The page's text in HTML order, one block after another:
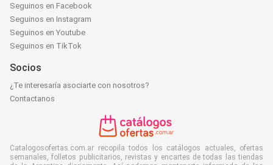
Seguinos en Facebook
Seguinos en Instagram
Seguinos en Youtube
Seguinos en TikTok
Socios
¿Te interesaría asociarte con nosotros?
Contactanos
Catalogosofertas.com.ar recopila todos los catálogos actuales, ofertas
semanales, folletos publicitarios, revistas y encartes de todas las tiendas